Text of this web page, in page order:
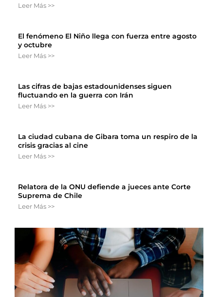
Leer Más >>
El fenómeno El Niño llega con fuerza entre agosto
y octubre
Leer Más >>
Las cifras de bajas estadounidenses siguen
fluctuando en la guerra con Irán
Leer Más >>
La ciudad cubana de Gibara toma un respiro de la
crisis gracias al cine
Leer Más >>
Relatora de la ONU defiende a jueces ante Corte
Suprema de Chile
Leer Más >>